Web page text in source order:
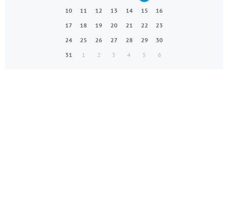
10
11 12 13 14 15
16
17
18 19 20 21 22
23
24
25 26 27 28 29
30
31
1 2 3 4 5 6